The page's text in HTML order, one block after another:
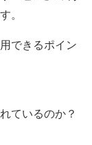
。
できるポイン
ているのか？